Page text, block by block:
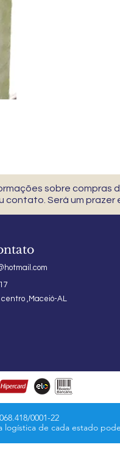
sobre compras
Será um prazer
,Maceió-AL
55.068.418/0001-22
de cada estado